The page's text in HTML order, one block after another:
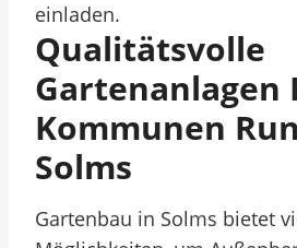
einladen.
Qualitätsvolle
Gartenanlagen
Kommunen
Solms
Gartenbau in Solms bietet